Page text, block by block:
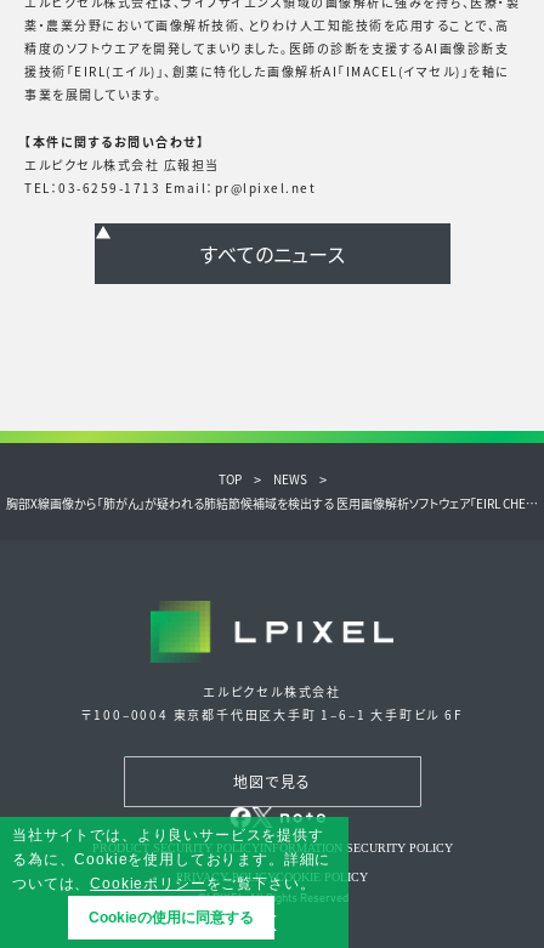
薬・農業分野において画像解析技術、とりわけ人工知能技術を応用することで、高
精度のソフトウエアを開発してまいりました。医師の診断を支援するAI画像診断支
援技術「EIRL(エイル)」、創薬に特化した画像解析AI「IMACEL(イマセル)」を軸に
事業を展開しています。
【本件に関するお問い合わせ】
エルピクセル株式会社 広報担当
TEL：03-6259-1713 Email：pr@lpixel.net
当社サイトでは、より良いサービスを提供す
る為に、Cookieを使用しております。詳細に
ついては、Cookieポリシーをご覧下さい。
Cookieの使用に同意する
x
TOP
NEWS
胸部X線画像から「肺がん」が疑われる肺結節候補域を検出する 医用画像解析ソフトウェア「EIRL CHEST NODULE」、 IDATEN制度を活用し、検出感度を向上させた新モデルをリリース
エルピクセル株式会社
〒100‒0004 東京都千代田区大手町 1‒6‒1 大手町ビル 6F
地図で見る
PRODUCT SECURITY POLICYINFORMATION SECURITY POLICY
PRIVACY POLICYCOOKIE POLICY
©LPIXEL. All Rights Reserved